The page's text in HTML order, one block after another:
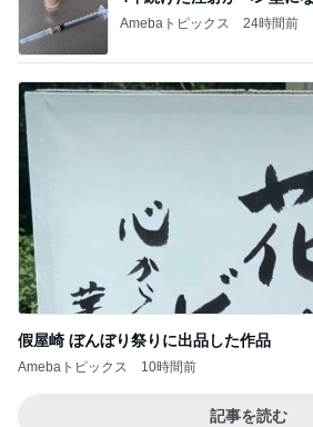
假屋崎 ぼんぼり祭りに出品した作品
Amebaトピックス
記事を読む
高一長男の30秒だけの家庭
Amebaトピックス 2日前
ジャンル人気記事ランキング
カメラ(風景写真)
群馬県 東吾妻町∶道の
帰り温泉〈天狗の湯〉
北軽井沢［半住人生活］